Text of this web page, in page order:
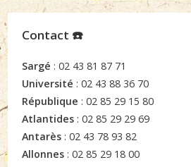
Contact ☎️
Sargé : 02 43 81 87 71
Université : 02 43 88 36 70
République : 02 85 29 15 80
Atlantides : 02 85 29 29 69
Antarès : 02 43 78 93 82
Allonnes : 02 85 29 18 00